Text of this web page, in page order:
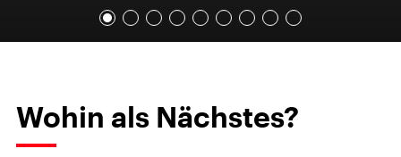
Wohin als Nächstes?